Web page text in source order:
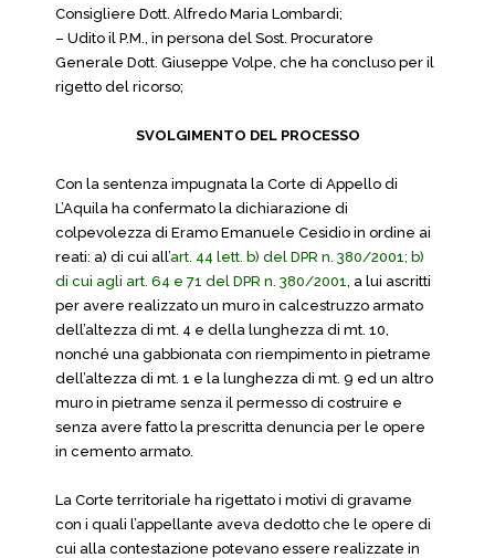
Consigliere Dott. Alfredo Maria Lombardi;
– Udito il P.M., in persona del Sost. Procuratore
Generale Dott. Giuseppe Volpe, che ha concluso per il
rigetto del ricorso;
SVOLGIMENTO DEL PROCESSO
Con la sentenza impugnata la Corte di Appello di
L’Aquila ha confermato la dichiarazione di
colpevolezza di Eramo Emanuele Cesidio in ordine ai
reati: a) di cui all’art. 44 lett. b) del DPR n. 380/2001; b)
di cui agli art. 64 e 71 del DPR n. 380/2001, a lui ascritti
per avere realizzato un muro in calcestruzzo armato
dell’altezza di mt. 4 e della lunghezza di mt. 10,
nonché una gabbionata con riempimento in pietrame
dell’altezza di mt. 1 e la lunghezza di mt. 9 ed un altro
muro in pietrame senza il permesso di costruire e
senza avere fatto la prescritta denuncia per le opere
in cemento armato.
La Corte territoriale ha rigettato i motivi di gravame
con i quali l’appellante aveva dedotto che le opere di
cui alla contestazione potevano essere realizzate in